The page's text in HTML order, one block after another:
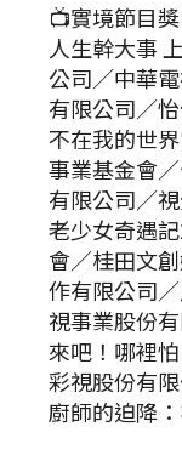
📺實境節目獎
人生幹大事
公司／中華
有限公司／
不在我的世
事業基金會
有限公司／
老少女奇遇
會／桂田文
作有限公司
視事業股份有
來吧！哪裡
彩視股份有限
廚師的迫降